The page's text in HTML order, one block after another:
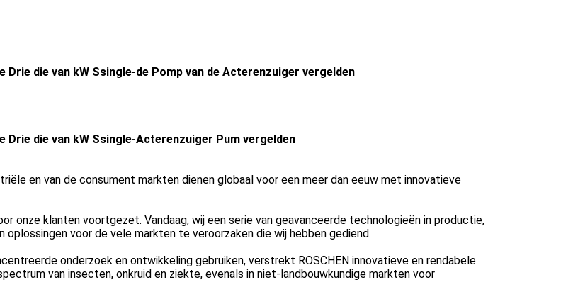
die van kW Ssingle-de Pomp van de Acterenzuiger vergelden
die van kW Ssingle-Acterenzuiger Pum vergelden
en van de consument markten dienen globaal voor een meer dan eeuw met innovatieve
onze klanten voortgezet. Vandaag, wij een serie van geavanceerde technologieën in productie,
voor de vele markten te veroorzaken die wij hebben gediend.
onderzoek en ontwikkeling gebruiken, verstrekt ROSCHEN innovatieve en rendabele
van insecten, onkruid en ziekte, evenals in niet-landbouwkundige markten voor